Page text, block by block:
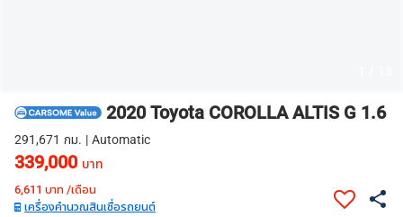
2020 Toyota COROLLA ALTIS G 1.6
291,671 กม. | Automatic
339,000 บาท
6,611 บาท /เดือน
เครื่องคำนวณสินเชื่อรถยนต์